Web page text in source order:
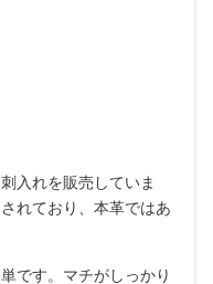
入れを販売していま
れており、本革ではあ
です。マチがしっかり